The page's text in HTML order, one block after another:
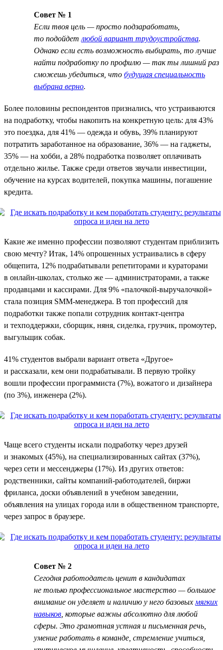
Совет № 1
Если твоя цель — просто подзаработать,
то подойдет любой вариант трудоустройства.
Однако если есть возможность выбирать, то лучше
найти подработку по профилю — так ты лишний раз
сможешь убедиться, что будущая специальность
выбрана верно.
Более половины респондентов признались, что устраиваются
на подработку, чтобы накопить на конкретную цель: для 43%
это поездка, для 41% — одежда и обувь, 39% планируют
потратить заработанное на образование, 36% — на гаджеты,
35% — на хобби, а 28% подработка позволяет оплачивать
отдельно жилье. Также среди ответов звучали инвестиции,
обучение на курсах водителей, покупка машины, погашение
кредита.
Какие же именно профессии позволяют студентам приблизить
свою мечту? Итак, 14% опрошенных устраивались в сферу
общепита, 12% подрабатывали репетиторами и кураторами
в онлайн-школах, столько же — администраторами, а также
продавцами и кассирами. Для 9% «палочкой-выручалочкой»
стала позиция SMM-менеджера. В топ профессий для
подработки также попали сотрудник контакт-центра
и техподдержки, сборщик, няня, сиделка, грузчик, промоутер,
выгульщик собак.
41% студентов выбрали вариант ответа «Другое»
и рассказали, кем они подрабатывали. В первую тройку
вошли профессии программиста (7%), вожатого и дизайнера
(по 3%), инженера (2%).
Чаще всего студенты искали подработку через друзей
и знакомых (45%), на специализированных сайтах (37%),
через сети и мессенджеры (17%). Из других ответов:
родственники, сайты компаний-работодателей, биржи
фриланса, доски объявлений в учебном заведении,
объявления на улицах города или в общественном транспорте,
через запрос в браузере.
Совет № 2
Сегодня работодатель ценит в кандидатах
не только профессиональное мастерство — большое
внимание он уделяет и наличию у него базовых мягких
навыков , которые важны абсолютно для любой
сферы. Это грамотная устная и письменная речь,
умение работать в команде, стремление учиться,